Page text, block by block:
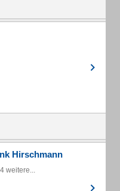
Hirschmann
weitere...